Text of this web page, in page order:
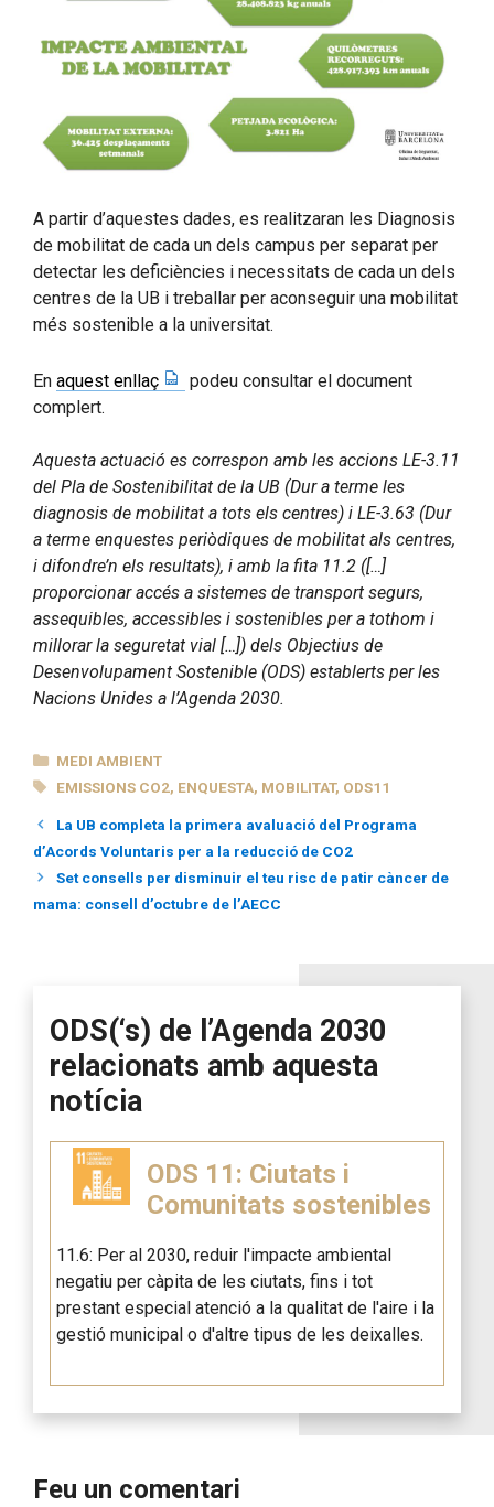
A partir d’aquestes dades, es realitzaran les Diagnosis
de mobilitat de cada un dels campus per separat per
detectar les deficiències i necessitats de cada un dels
centres de la UB i treballar per aconseguir una mobilitat
més sostenible a la universitat.
En aquest enllaç
podeu consultar el document
complert.
Aquesta actuació es correspon amb les accions LE-3.11
del Pla de Sostenibilitat de la UB (Dur a terme les
diagnosis de mobilitat a tots els centres) i LE-3.63 (Dur
a terme enquestes periòdiques de mobilitat als centres,
i difondre’n els resultats), i amb la fita 11.2 ([…]
proporcionar accés a sistemes de transport segurs,
assequibles, accessibles i sostenibles per a tothom i
millorar la seguretat vial […]) dels Objectius de
Desenvolupament Sostenible (ODS) establerts per les
Nacions Unides a l’Agenda 2030.
CATEGORIES
MEDI AMBIENT
ETIQUETES
EMISSIONS CO2, ENQUESTA, MOBILITAT, ODS11
La UB completa la primera avaluació del Programa
d’Acords Voluntaris per a la reducció de CO2
Set consells per disminuir el teu risc de patir càncer de
mama: consell d’octubre de l’AECC
ODS(‘s) de l’Agenda 2030
relacionats amb aquesta
notícia
ODS 11: Ciutats i
Comunitats sostenibles
11.6: Per al 2030, reduir l'impacte ambiental
negatiu per càpita de les ciutats, fins i tot
prestant especial atenció a la qualitat de l'aire i la
gestió municipal o d'altre tipus de les deixalles.
Feu un comentari